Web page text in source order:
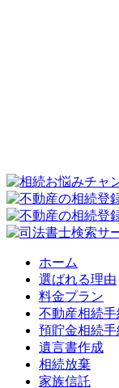
ホーム
選ばれる理由
料金プラン
不動産相続手
預貯金相続手
遺言書作成
相続放棄
家族信託